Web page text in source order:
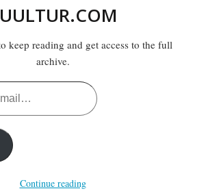
keep reading and get access to the full
archive.
Continue reading